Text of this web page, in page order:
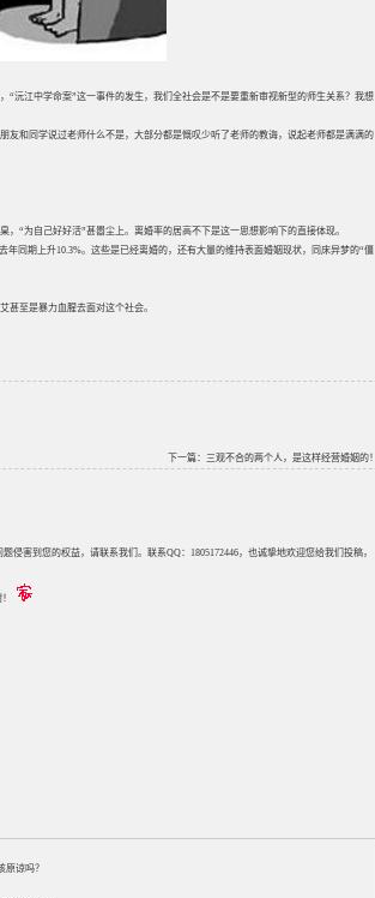
沅江中学命案”这一事件的发生，我们全社会是不是要重新审视新型的师生关系？我想
友和同学说过老师什么不是，大部分都是慨叹少听了老师的教诲，说起老师都是满满的
“为自己好好活”甚嚣尘上。离婚率的居高不下是这一思想影响下的直接体现。
同期上升10.3%。这些是已经离婚的，还有大量的维持表面婚姻现状，同床异梦的“僵
甚至是暴力血腥去面对这个社会。
下一篇： 三观不合的两个人，是这样经营婚姻的！
害到您的权益，请联系我们。联系QQ：1805172446，也诚挚地欢迎您给我们投稿，
原谅吗？